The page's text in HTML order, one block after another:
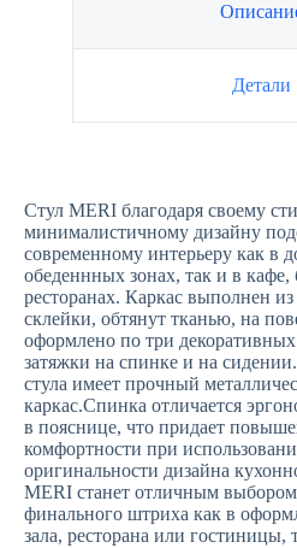
Детали
Стул MERI благодаря своему
минималистичному дизайну
современному интерьеру как в
обеденнных зонах, так и в кафе,
ресторанах. Каркас выполнен
склейки, обтянут тканью, на
оформлено по три
затяжки на спинке и на
стула имеет прочный
каркас.Спинка отличается
в пояснице, что придает
комфортности при
оригинальности дизайна
MERI станет отличным выбором
финального штриха как в
зала, ресторана или гостиницы,